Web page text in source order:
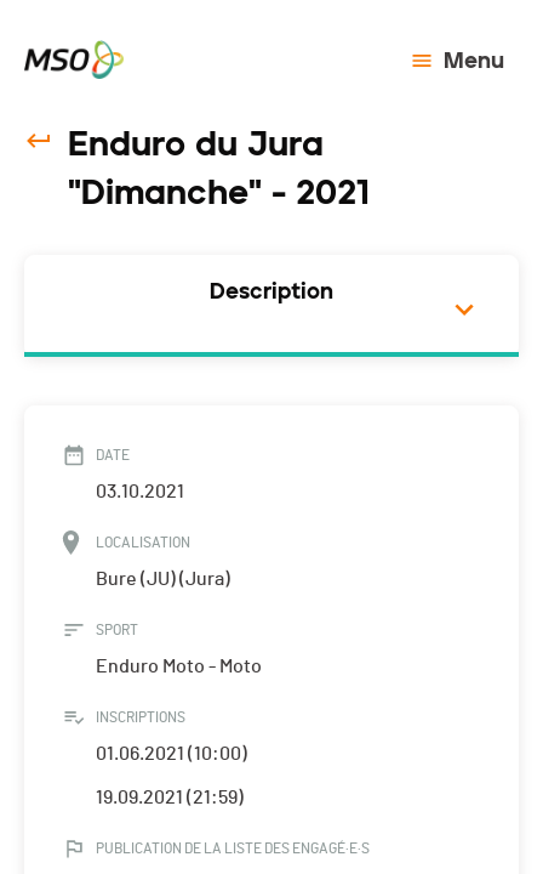
Menu
Enduro du Jura
"Dimanche" - 2021
Description
DATE
03.10.2021
LOCALISATION
Bure (JU) (Jura)
SPORT
Enduro Moto - Moto
INSCRIPTIONS
01.06.2021 (10:00)
19.09.2021 (21:59)
PUBLICATION DE LA LISTE DES ENGAGÉ·E·S